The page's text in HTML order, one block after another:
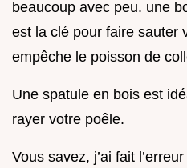
beaucoup avec peu. une
est la clé pour faire sauter
empêche le poisson de
Une spatule en bois est
rayer votre poêle.
Vous savez, j’ai fait